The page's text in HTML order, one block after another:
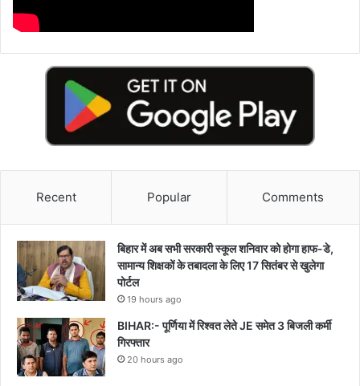
Recent Popular Comments
बिहार में अब सभी सरकारी स्कूल शनिवार को होगा हाफ-डे,
सामान्य शिक्षकों के तबादला के लिए 17 सितंबर से खुलेगा
पोर्टल
19 hours ago
BIHAR:- पूर्णिया में रिश्वत लेते JE समेत 3 बिजली कर्मी
गिरफ्तार
20 hours ago